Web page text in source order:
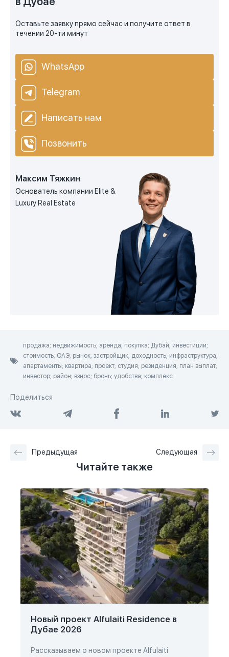
Оставьте заявку прямо сейчас и получите ответ в
течении 20-ти минут
WhatsApp
Telegram
Написать нам
Позвонить
Максим Тяжкин
Основатель компании Elite &
Luxury Real Estate
продажа; недвижимость; аренда; покупка; Дубай; инвестиции;
стоимость; ОАЭ; рынок; застройщик; доходность; инфраструктура;
апартаменты; квартира; проект; студия; резиденция; план выплат;
инвестор; район; взнос; бронь; удобства; комплекс
Поделиться
Предыдущая Следующая
Читайте также
Новый проект Alfulaiti Residence в
Дубае 2026
Рассказываем о новом проекте Alfulaiti